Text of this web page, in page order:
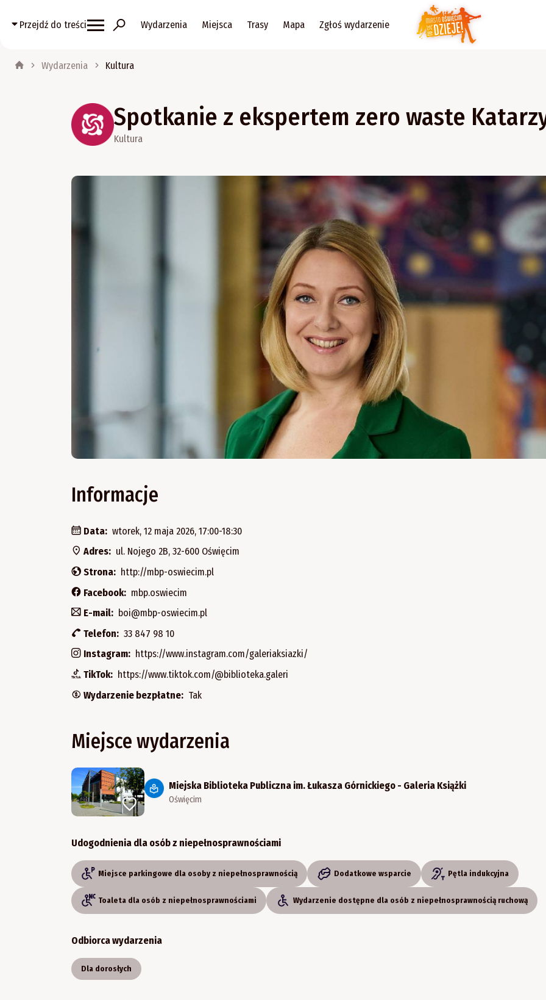
Przejdź do treści Wydarzenia Miejsca Trasy Mapa Zgłoś wydarzenie
Wydarzenia Kultura
Spotkanie z ekspertem zero waste
Kultura
Informacje
Data: wtorek, 12 maja 2026, 17:00-18:30
Adres: ul. Nojego 2B, 32-600 Oświęcim
Strona: http://mbp-oswiecim.pl
Facebook: mbp.oswiecim
E-mail: boi@mbp-oswiecim.pl
Telefon: 33 847 98 10
Instagram: https://www.instagram.com/galeriaksiazki/
TikTok: https://www.tiktok.com/@biblioteka.galeri
Wydarzenie bezpłatne: Tak
Miejsce wydarzenia
Miejska Biblioteka Publiczna im. Łukasza Górnickiego - Galeria Książki
Oświęcim
Udogodnienia dla osób z niepełnosprawnościami
Miejsce parkingowe dla osoby z niepełnosprawnością Dodatkowe wsparcie Pętla indukcyjna
Toaleta dla osób z niepełnosprawnościami Wydarzenie dostępne dla osób z niepełnosprawnością ruchową
Odbiorca wydarzenia
Dla dorosłych